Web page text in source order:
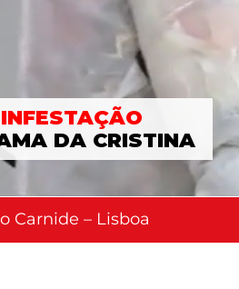
DA CRISTINA
Carnide – Lisboa